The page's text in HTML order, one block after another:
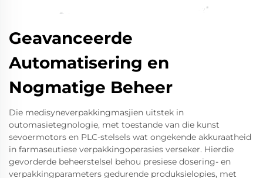
Geavanceerde
Automatisering en
Nogmatige Beheer
Die medisyneverpakkingmasjien uitstek in
outomasietegnologie, met toestande van die kunst
sevoermotors en PLC-stelsels wat ongekende akkuraatheid
in farmaseutiese verpakkingoperasies verseker. Hierdie
gevorderde beheerstelsel behou presiese dosering- en
verpakkingparameters gedurende produksielopies, met